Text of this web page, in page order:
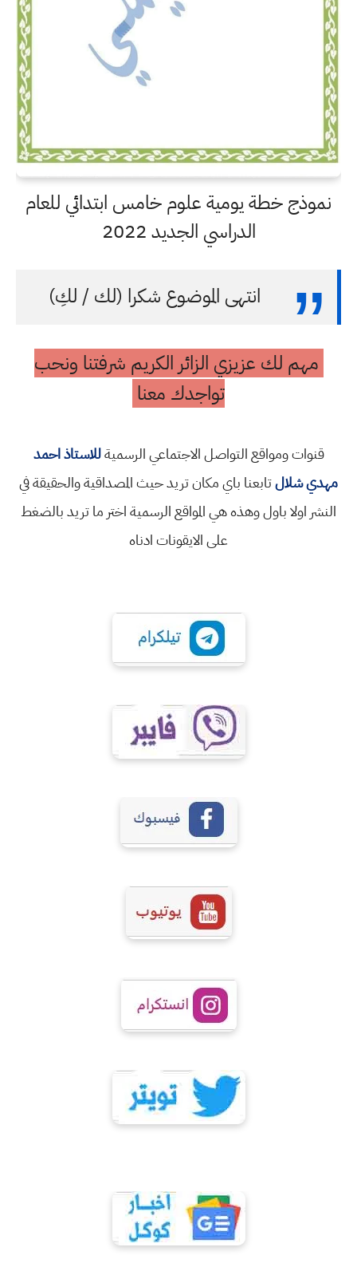
نموذج خطة يومية علوم خامس ابتدائي للعام
الدراسي الجديد 2022
انتهى الموضوع شكرا (لك / لكِ)
مهم لك عزيزي الزائر الكريم شرفتنا ونحب
تواجدك معنا
قنوات ومواقع التواصل الاجتماعي الرسميةللاستاذ احمد
مهدي شلالتابعنا باي مكان تريد حيث المصداقية والحقيقة في
النشر اولا باول وهذه هي المواقع الرسمية اختر ما تريد بالضغط
على الايقونات ادناه